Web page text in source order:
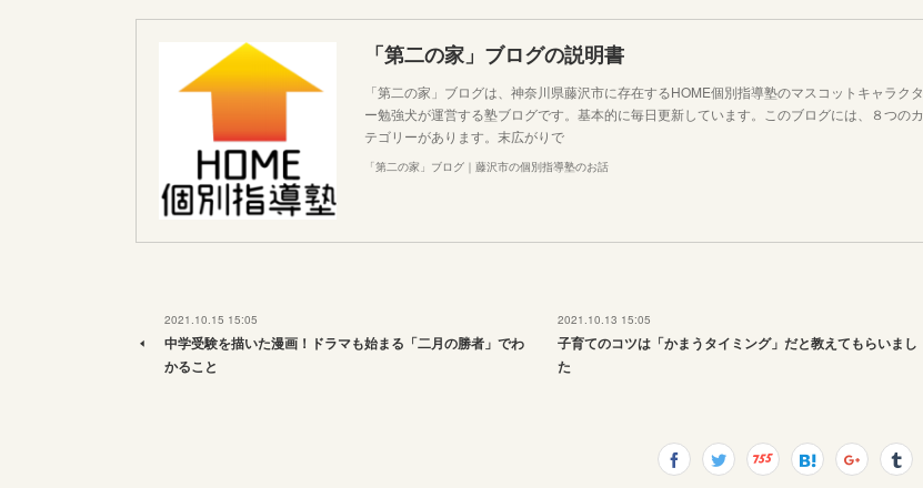
「第二の家」ブログの説明書
「第二の家」ブログは、神奈川県藤沢市に存在するHOME個別指導塾のマスコットキャラクタ
ー勉強犬が運営する塾ブログです。基本的に毎日更新しています。このブログには、８つのカ
テゴリーがあります。末広がりで
「第二の家」ブログ｜藤沢市の個別指導塾のお話
2021.10.15 15:05
中学受験を描いた漫画！ドラマも始まる「二月の勝者」でわ
かること
2021.10.13 15:05
子育てのコツは「かまうタイミング」だと教えてもらいまし
た